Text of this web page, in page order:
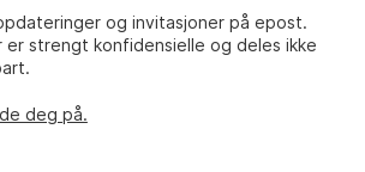
og invitasjoner på epost.
er strengt konfidensielle og deles ikke
deg på.